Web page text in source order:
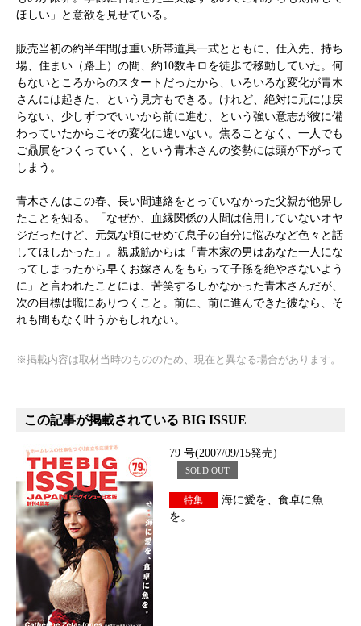
ほしい」と意欲を見せている。
販売当初の約半年間は重い所帯道具一式とともに、仕入先、持ち
場、住まい（路上）の間、約10数キロを徒歩で移動していた。何
もないところからのスタートだったから、いろいろな変化が青木
さんには起きた、という見方もできる。けれど、絶対に元には戻
らない、少しずつでいいから前に進む、という強い意志が彼に備
わっていたからこその変化に違いない。焦ることなく、一人でも
ご贔屓をつくっていく、という青木さんの姿勢には頭が下がって
しまう。
青木さんはこの春、長い間連絡をとっていなかった父親が他界し
たことを知る。「なぜか、血縁関係の人間は信用していないオヤ
ジだったけど、元気な頃にせめて息子の自分に悩みなど色々と話
してほしかった」。親戚筋からは「青木家の男はあなた一人にな
ってしまったから早くお嫁さんをもらって子孫を絶やさないよう
に」と言われたことには、苦笑するしかなかった青木さんだが、
次の目標は職にありつくこと。前に、前に進んできた彼なら、そ
れも間もなく叶うかもしれない。
※掲載内容は取材当時のもののため、現在と異なる場合があります。
この記事が掲載されている BIG ISSUE
79 号(2007/09/15発売)
SOLD OUT
特集
海に愛を、食卓に魚
を。